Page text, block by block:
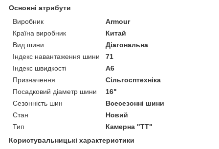
Основні атрибути
Виробник
Armour
Країна виробник
Китай
Вид шини
Діагональна
Індекс навантаження шини
71
Індекс швидкості
A6
Призначення
Сільгосптехніка
Посадковий діаметр шини
16"
Сезонність шин
Всесезонні шини
Стан
Новий
Тип
Камерна "TT"
Користувальницькі характеристики